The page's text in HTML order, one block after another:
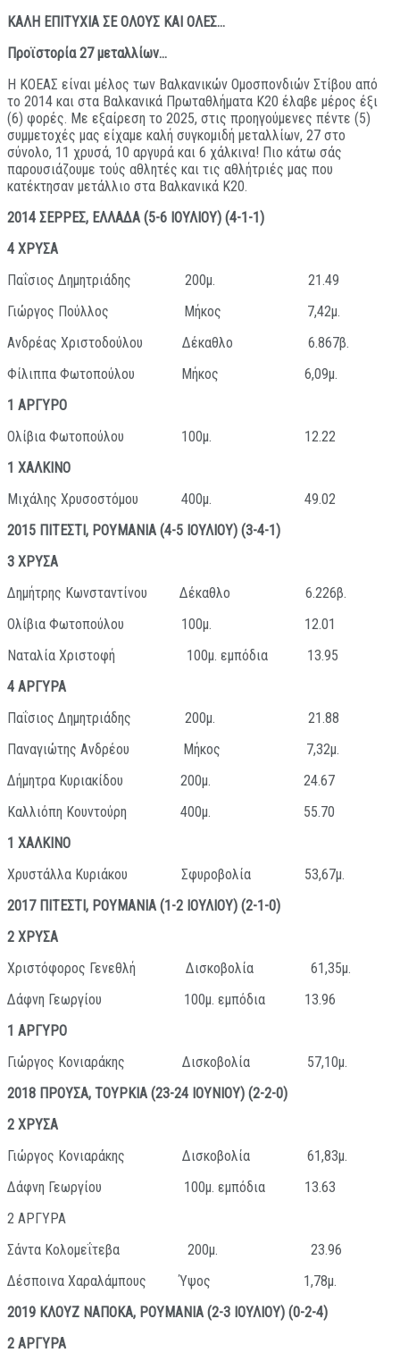
ΚΑΛΗ ΕΠΙΤΥΧΙΑ ΣΕ ΟΛΟΥΣ ΚΑΙ ΟΛΕΣ…
Προϊστορία 27 μεταλλίων…
Η ΚΟΕΑΣ είναι μέλος των Βαλκανικών Ομοσπονδιών Στίβου από
το 2014 και στα Βαλκανικά Πρωταθλήματα Κ20 έλαβε μέρος έξι
(6) φορές. Με εξαίρεση το 2025, στις προηγούμενες πέντε (5)
συμμετοχές μας είχαμε καλή συγκομιδή μεταλλίων, 27 στο
σύνολο, 11 χρυσά, 10 αργυρά και 6 χάλκινα! Πιο κάτω σάς
παρουσιάζουμε τούς αθλητές και τις αθλήτριές μας που
κατέκτησαν μετάλλιο στα Βαλκανικά Κ20.
2014 ΣΕΡΡΕΣ, ΕΛΛΑΔΑ (5-6 ΙΟΥΛΙΟΥ) (4-1-1)
4 ΧΡΥΣΑ
Παΐσιος Δημητριάδης 200μ. 21.49
Γιώργος Πούλλος Μήκος 7,42μ.
Ανδρέας Χριστοδούλου Δέκαθλο 6.867β.
Φίλιππα Φωτοπούλου Μήκος 6,09μ.
1 ΑΡΓΥΡΟ
Ολίβια Φωτοπούλου 100μ. 12.22
1 ΧΑΛΚΙΝΟ
Μιχάλης Χρυσοστόμου 400μ. 49.02
2015 ΠΙΤΕΣΤΙ, ΡΟΥΜΑΝΙΑ (4-5 ΙΟΥΛΙΟΥ) (3-4-1)
3 ΧΡΥΣΑ
Δημήτρης Κωνσταντίνου Δέκαθλο 6.226β.
Ολίβια Φωτοπούλου 100μ. 12.01
Ναταλία Χριστοφή 100μ. εμπόδια 13.95
4 ΑΡΓΥΡΑ
Παΐσιος Δημητριάδης 200μ. 21.88
Παναγιώτης Ανδρέου Μήκος 7,32μ.
Δήμητρα Κυριακίδου 200μ. 24.67
Καλλιόπη Κουντούρη 400μ. 55.70
1 ΧΑΛΚΙΝΟ
Χρυστάλλα Κυριάκου Σφυροβολία 53,67μ.
2017 ΠΙΤΕΣΤΙ, ΡΟΥΜΑΝΙΑ (1-2 ΙΟΥΛΙΟΥ) (2-1-0)
2 ΧΡΥΣΑ
Χριστόφορος Γενεθλή Δισκοβολία 61,35μ.
Δάφνη Γεωργίου 100μ. εμπόδια 13.96
1 ΑΡΓΥΡΟ
Γιώργος Κονιαράκης Δισκοβολία 57,10μ.
2018 ΠΡΟΥΣΑ, ΤΟΥΡΚΙΑ (23-24 ΙΟΥΝΙΟΥ) (2-2-0)
2 ΧΡΥΣΑ
Γιώργος Κονιαράκης Δισκοβολία 61,83μ.
Δάφνη Γεωργίου 100μ. εμπόδια 13.63
2 ΑΡΓΥΡΑ
Σάντα Κολομεΐτεβα 200μ. 23.96
Δέσποινα Χαραλάμπους Ύψος 1,78μ.
2019 ΚΛΟΥΖ ΝΑΠΟΚΑ, ΡΟΥΜΑΝΙΑ (2-3 ΙΟΥΛΙΟΥ) (0-2-4)
2 ΑΡΓΥΡΑ